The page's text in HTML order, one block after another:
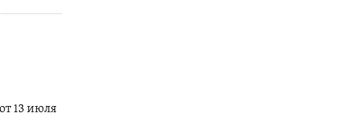
13 июля